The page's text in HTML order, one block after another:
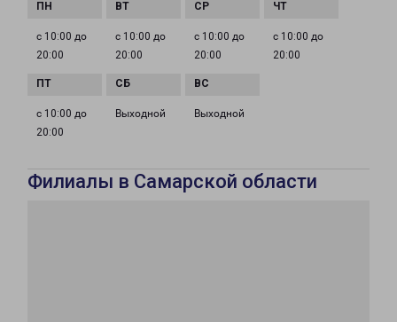
с 10:00 до
20:00
с 10:00 до
20:00
с 10:00 до
20:00
с 10:00 до
20:00
с 10:00 до
20:00
Выходной Выходной
Филиалы в Самарской области